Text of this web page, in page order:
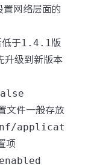
置网络层面的
于1.4.1版
升级到新版本
文件一般存放
applicat
项